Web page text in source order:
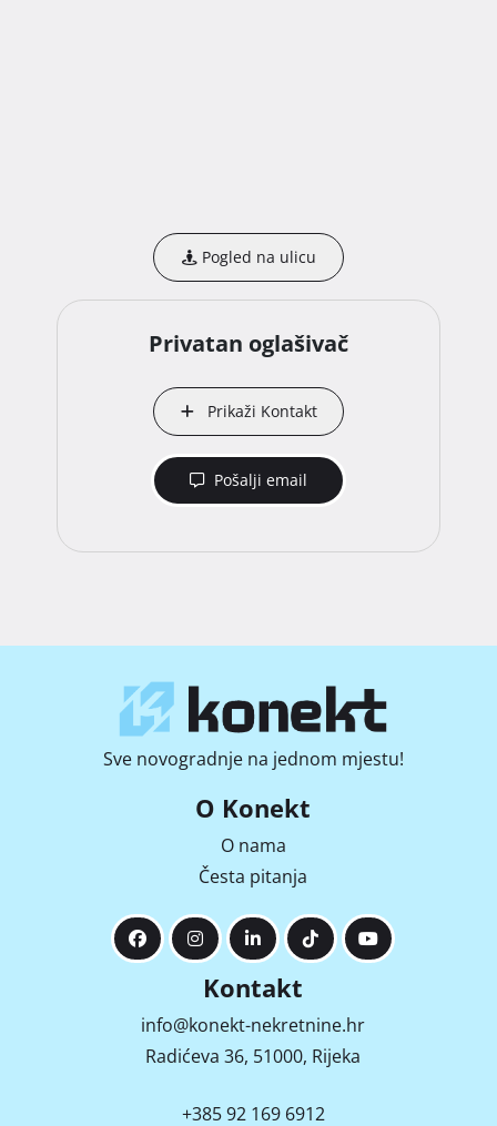
Pogled na ulicu
Privatan oglašivač
Prikaži Kontakt
Pošalji email
Sve novogradnje na jednom mjestu!
O Konekt
O nama
Česta pitanja
Kontakt
info@konekt-nekretnine.hr
Radićeva 36, 51000, Rijeka
+385 92 169 6912